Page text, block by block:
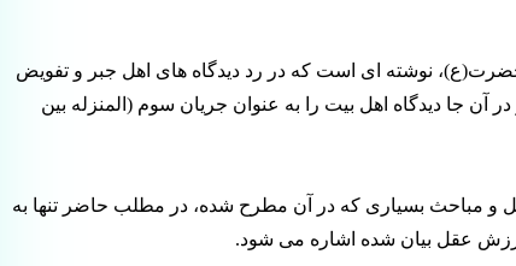
نوشته ای است که در رد دیدگاه های اهل جبر و تفویض
آن جا دیدگاه اهل بیت را به عنوان جریان سوم (المنزله بین
و مباحث بسیاری که در آن مطرح شده، در مطلب حاضر تنها به
عقل بیان شده اشاره می شود.